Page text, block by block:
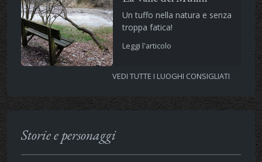
Un tuffo nella natura e senza
troppa fatica!
Leggi l'articolo
VEDI TUTTE I LUOGHI CONSIGLIATI
Storie e personaggi